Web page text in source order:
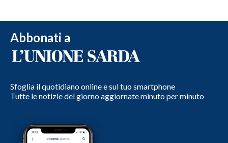
Abbonati a
Sfoglia il quotidiano online e sul tuo smartphone
Tutte le notizie del giorno aggiornate minuto per minuto